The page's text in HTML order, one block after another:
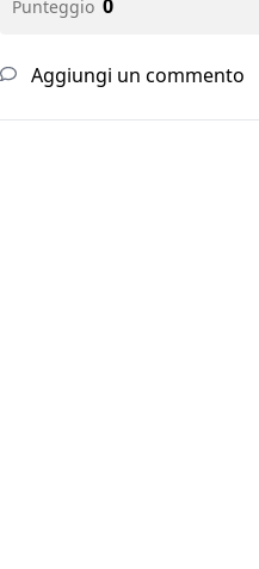
Punteggio 0
Aggiungi un commento